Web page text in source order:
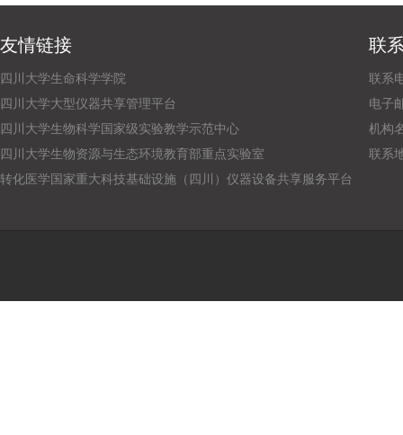
友情链接
四川大学生命科学学院
四川大学大型仪器共享管理平台
四川大学生物科学国家级实验教学示范中心
四川大学生物资源与生态环境教育部重点实验室
转化医学国家重大科技基础设施（四川）仪器设备共享服务平台
联
联系
电子
机构
联系